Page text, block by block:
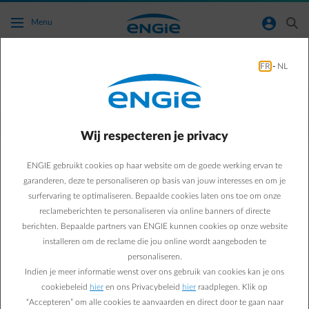
Ga naar de hoofdinhoud
Menu normal-account-circle search
Vragen over je contract aanvragen
stappen. Bereken eenvoudig je prijs en voor je het weet verstuur je
jouw aanvraag om klant te worden van ENGIE.
Veelgestelde vragen
Hoe kan ik mijn residentieel contract omzetten in een
professioneel contract (en omgekeerd)?
Hoe word ik klant voor elektriciteit en/of gas bij ENGIE?
FR - NL
Wij respecteren je privacy
ENGIE gebruikt cookies op haar website om de goede werking ervan te
garanderen, deze te personaliseren op basis van jouw interesses en om je
surfervaring te optimaliseren. Bepaalde cookies laten ons toe om onze
reclameberichten te personaliseren via online banners of directe
berichten. Bepaalde partners van ENGIE kunnen cookies op onze website
installeren om de reclame die jou online wordt aangeboden te
personaliseren.
Indien je meer informatie wenst over ons gebruik van cookies kan je ons
cookiebeleid hier en ons Privacybeleid hier raadplegen. Klik op
“Accepteren” om alle cookies te aanvaarden en direct door te gaan naar